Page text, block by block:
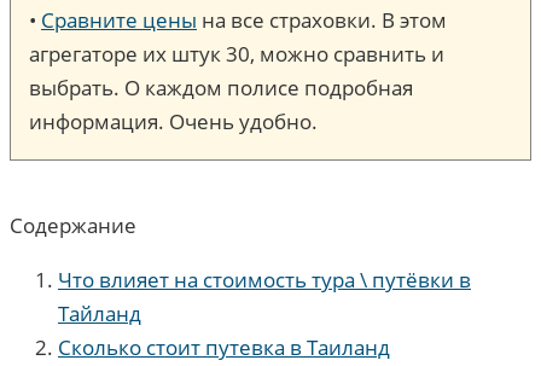
• Сравните цены на все страховки. В этом
агрегаторе их штук 30, можно сравнить и
выбрать. О каждом полисе подробная
информация. Очень удобно.
Содержание
Что влияет на стоимость тура \ путёвки в
Тайланд
Сколько стоит путевка в Таиланд